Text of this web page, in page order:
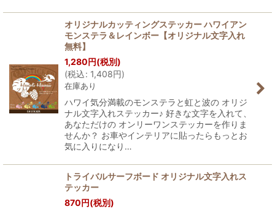
オリジナルカッティングステッカー ハワイアン
モンステラ＆レインボー【オリジナル文字入れ
無料】
1,280円(税別)
(税込: 1,408円)
在庫あり
ハワイ気分満載のモンステラと虹と波の オリジ
ナル文字入れステッカー♪ 好きな文字を入れて、
あなただけの オンリーワンステッカーを作りま
せんか？ お車やインテリアに貼ったらもっとお
気に入りになり…
トライバルサーフボード オリジナル文字入れス
テッカー
870円(税別)